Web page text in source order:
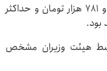
حداقل عیدی سال ۱۴۰۵ حدود ۲۰ میلیون و ۷۸۱ هزار تومان و حداکثر
هیئت وزیران مشخص